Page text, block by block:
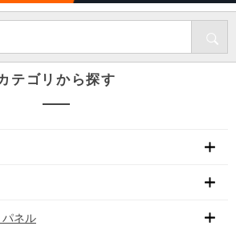
テゴリから探す
ネル